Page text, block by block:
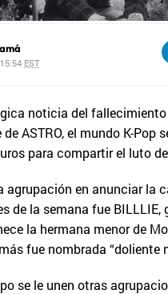
EST
noticia del
ASTRO, el mundo K-Pop
para compartir el luto
agrupación en anunciar la
de la semana fue BILLLIE,
la hermana menor de
fue nombrada “doliente
se le unen otras